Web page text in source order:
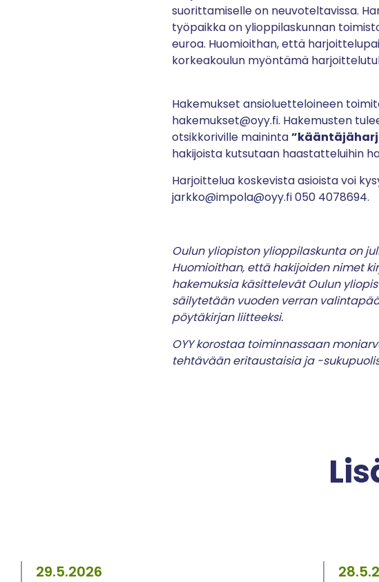
suorittamiselle on neuvoteltavissa.
työpaikka on ylioppilaskunnan
euroa. Huomioithan, että
korkeakoulun myöntämä
Hakemukset ansioluetteloineen
hakemukset@oyy.fi. Hakemusten
otsikkoriville maininta
hakijoista kutsutaan haastatteluihin
Harjoittelua koskevista asioista voi
jarkko@impola@oyy.fi 050 4078694.
Oulun yliopiston ylioppilaskunta on
Huomioithan, että hakijoiden nimet
hakemuksia käsittelevät Oulun
säilytetään vuoden verran
pöytäkirjan liitteeksi.
OYY korostaa toiminnassaan
tehtävään eritaustaisia ja -
29.5.2026